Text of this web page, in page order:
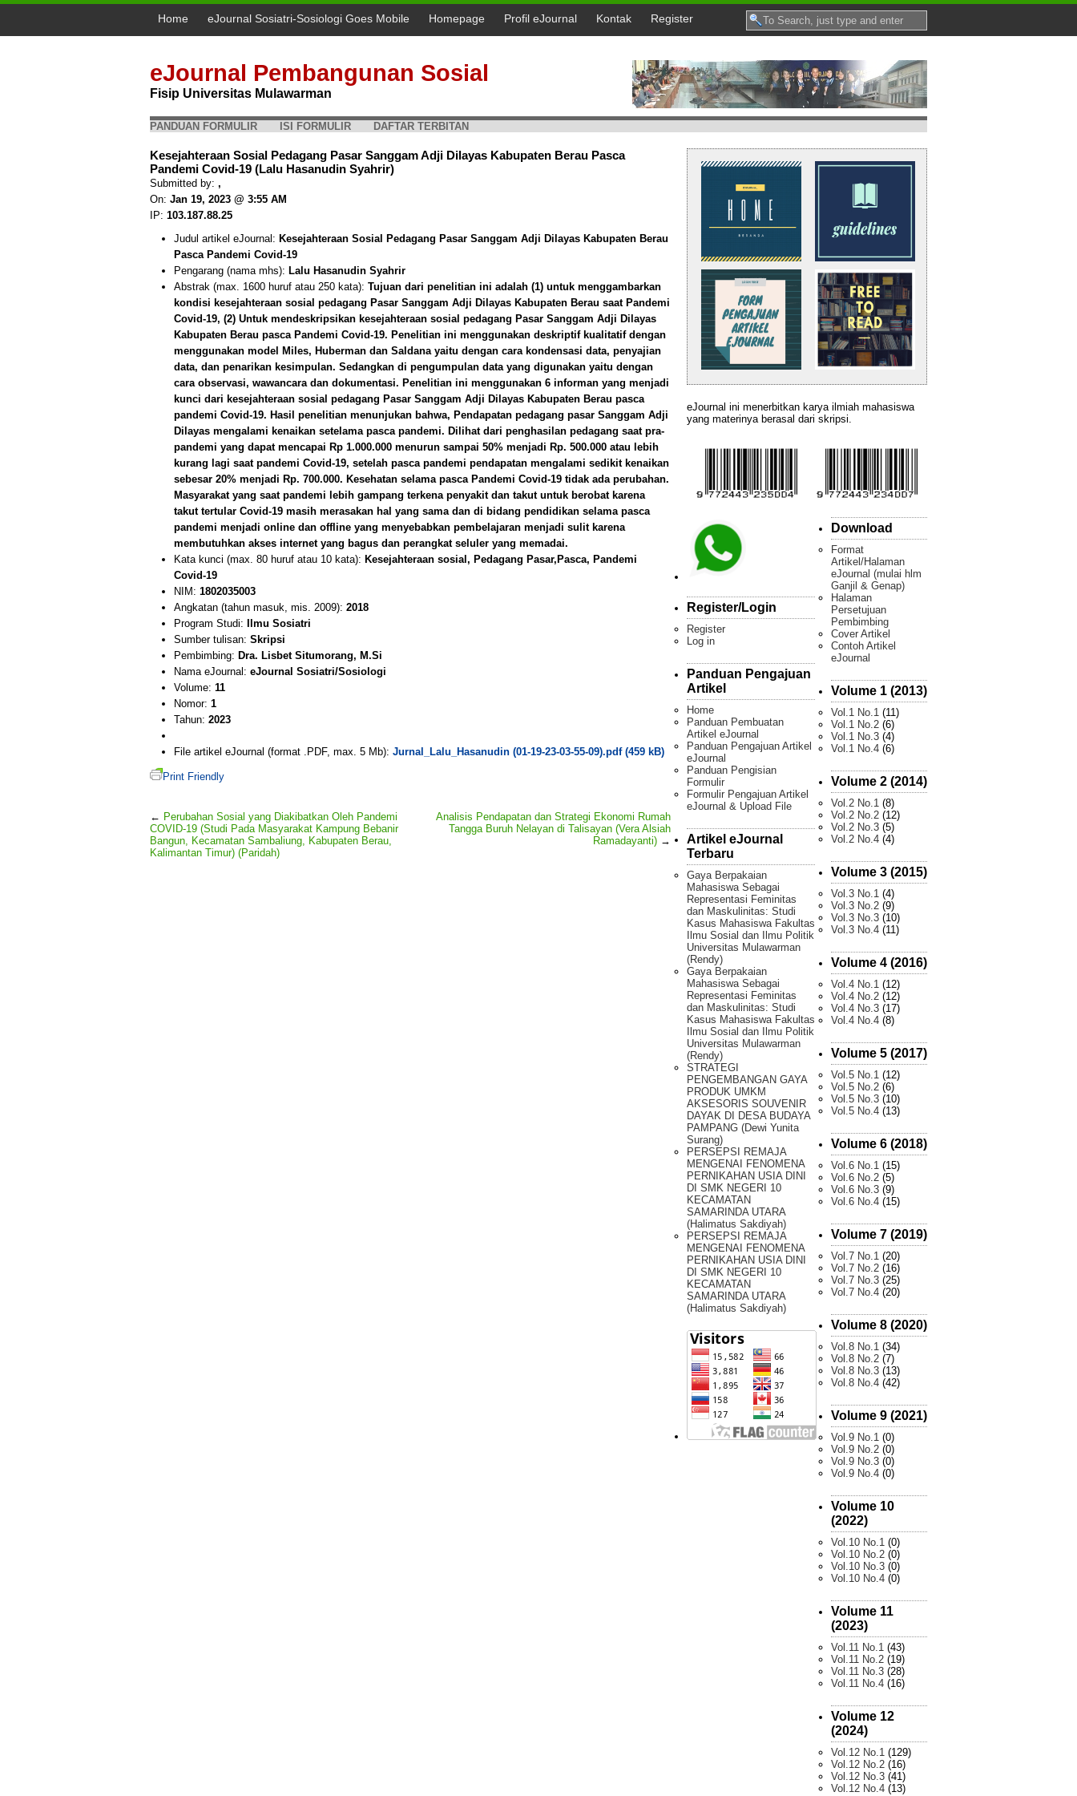
Home eJournal Sosiatri-Sosiologi Goes Mobile Homepage Profil eJournal Kontak Register
eJournal Pembangunan Sosial
Fisip Universitas Mulawarman
PANDUAN FORMULIR ISI FORMULIR DAFTAR TERBITAN
Kesejahteraan Sosial Pedagang Pasar Sanggam Adji Dilayas Kabupaten Berau Pasca
Pandemi Covid-19 (Lalu Hasanudin Syahrir)
Submitted by: ,
On: Jan 19, 2023 @ 3:55 AM
IP: 103.187.88.25
Judul artikel eJournal: Kesejahteraan Sosial Pedagang Pasar Sanggam Adji Dilayas Kabupaten Berau
Pasca Pandemi Covid-19
Pengarang (nama mhs): Lalu Hasanudin Syahrir
Abstrak (max. 1600 huruf atau 250 kata): Tujuan dari penelitian ini adalah (1) untuk menggambarkan
kondisi kesejahteraan sosial pedagang Pasar Sanggam Adji Dilayas Kabupaten Berau saat Pandemi
Covid-19, (2) Untuk mendeskripsikan kesejahteraan sosial pedagang Pasar Sanggam Adji Dilayas
Kabupaten Berau pasca Pandemi Covid-19. Penelitian ini menggunakan deskriptif kualitatif dengan
menggunakan model Miles, Huberman dan Saldana yaitu dengan cara kondensasi data, penyajian
data, dan penarikan kesimpulan. Sedangkan di pengumpulan data yang digunakan yaitu dengan
cara observasi, wawancara dan dokumentasi. Penelitian ini menggunakan 6 informan yang menjadi
kunci dari kesejahteraan sosial pedagang Pasar Sanggam Adji Dilayas Kabupaten Berau pasca
pandemi Covid-19. Hasil penelitian menunjukan bahwa, Pendapatan pedagang pasar Sanggam Adji
Dilayas mengalami kenaikan setelama pasca pandemi. Dilihat dari penghasilan pedagang saat pra-
pandemi yang dapat mencapai Rp 1.000.000 menurun sampai 50% menjadi Rp. 500.000 atau lebih
kurang lagi saat pandemi Covid-19, setelah pasca pandemi pendapatan mengalami sedikit kenaikan
sebesar 20% menjadi Rp. 700.000. Kesehatan selama pasca Pandemi Covid-19 tidak ada perubahan.
Masyarakat yang saat pandemi lebih gampang terkena penyakit dan takut untuk berobat karena
takut tertular Covid-19 masih merasakan hal yang sama dan di bidang pendidikan selama pasca
pandemi menjadi online dan offline yang menyebabkan pembelajaran menjadi sulit karena
membutuhkan akses internet yang bagus dan perangkat seluler yang memadai.
Kata kunci (max. 80 huruf atau 10 kata): Kesejahteraan sosial, Pedagang Pasar,Pasca, Pandemi
Covid-19
NIM: 1802035003
Angkatan (tahun masuk, mis. 2009): 2018
Program Studi:
Ilmu Sosiatri
Sumber tulisan: Skripsi
Pembimbing: Dra. Lisbet Situmorang, M.Si
Nama eJournal: eJournal Sosiatri/Sosiologi
Volume: 11
Nomor: 1
Tahun: 2023
File artikel eJournal (format .PDF, max. 5 Mb): Jurnal_Lalu_Hasanudin (01-19-23-03-55-09).pdf (459 kB)
Print Friendly
← Perubahan Sosial yang Diakibatkan Oleh Pandemi
COVID-19 (Studi Pada Masyarakat Kampung Bebanir
Bangun, Kecamatan Sambaliung, Kabupaten Berau,
Kalimantan Timur) (Paridah)
Analisis Pendapatan dan Strategi Ekonomi Rumah
Tangga Buruh Nelayan di Talisayan (Vera Alsiah
Ramadayanti) →
eJournal ini menerbitkan karya ilmiah mahasiswa
yang materinya berasal dari skripsi.
Register/Login
Register
Log in
Panduan Pengajuan
Artikel
Home
Panduan Pembuatan
Artikel eJournal
Panduan Pengajuan Artikel
eJournal
Panduan Pengisian
Formulir
Formulir Pengajuan Artikel
eJournal & Upload File
Artikel eJournal
Terbaru
Gaya Berpakaian
Mahasiswa Sebagai
Representasi Feminitas
dan Maskulinitas: Studi
Kasus Mahasiswa Fakultas
Ilmu Sosial dan Ilmu Politik
Universitas Mulawarman
(Rendy)
Gaya Berpakaian
Mahasiswa Sebagai
Representasi Feminitas
dan Maskulinitas: Studi
Kasus Mahasiswa Fakultas
Ilmu Sosial dan Ilmu Politik
Universitas Mulawarman
(Rendy)
STRATEGI
PENGEMBANGAN GAYA
PRODUK UMKM
AKSESORIS SOUVENIR
DAYAK DI DESA BUDAYA
PAMPANG (Dewi Yunita
Surang)
PERSEPSI REMAJA
MENGENAI FENOMENA
PERNIKAHAN USIA DINI
DI SMK NEGERI 10
KECAMATAN
SAMARINDA UTARA
(Halimatus Sakdiyah)
PERSEPSI REMAJA
MENGENAI FENOMENA
PERNIKAHAN USIA DINI
DI SMK NEGERI 10
KECAMATAN
SAMARINDA UTARA
(Halimatus Sakdiyah)
Download
Format
Artikel/Halaman
eJournal (mulai hlm
Ganjil & Genap)
Halaman
Persetujuan
Pembimbing
Cover Artikel
Contoh Artikel
eJournal
Volume 1 (2013)
Vol.1 No.1 (11)
Vol.1 No.2 (6)
Vol.1 No.3 (4)
Vol.1 No.4 (6)
Volume 2 (2014)
Vol.2 No.1 (8)
Vol.2 No.2 (12)
Vol.2 No.3 (5)
Vol.2 No.4 (4)
Volume 3 (2015)
Vol.3 No.1 (4)
Vol.3 No.2 (9)
Vol.3 No.3 (10)
Vol.3 No.4 (11)
Volume 4 (2016)
Vol.4 No.1 (12)
Vol.4 No.2 (12)
Vol.4 No.3 (17)
Vol.4 No.4 (8)
Volume 5 (2017)
Vol.5 No.1 (12)
Vol.5 No.2 (6)
Vol.5 No.3 (10)
Vol.5 No.4 (13)
Volume 6 (2018)
Vol.6 No.1 (15)
Vol.6 No.2 (5)
Vol.6 No.3 (9)
Vol.6 No.4 (15)
Volume 7 (2019)
Vol.7 No.1 (20)
Vol.7 No.2 (16)
Vol.7 No.3 (25)
Vol.7 No.4 (20)
Volume 8 (2020)
Vol.8 No.1 (34)
Vol.8 No.2 (7)
Vol.8 No.3 (13)
Vol.8 No.4 (42)
Volume 9 (2021)
Vol.9 No.1 (0)
Vol.9 No.2 (0)
Vol.9 No.3 (0)
Vol.9 No.4 (0)
Volume 10
(2022)
Vol.10 No.1 (0)
Vol.10 No.2 (0)
Vol.10 No.3 (0)
Vol.10 No.4 (0)
Volume 11
(2023)
Vol.11 No.1 (43)
Vol.11 No.2 (19)
Vol.11 No.3 (28)
Vol.11 No.4 (16)
Volume 12
(2024)
Vol.12 No.1 (129)
Vol.12 No.2 (16)
Vol.12 No.3 (41)
Vol.12 No.4 (13)